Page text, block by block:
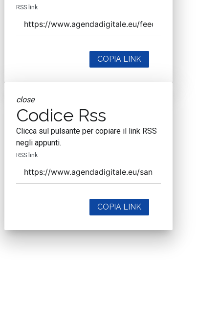
RSS link
COPIA LINK
close
Codice Rss
Clicca sul pulsante per copiare il link RSS
negli appunti.
RSS link
COPIA LINK